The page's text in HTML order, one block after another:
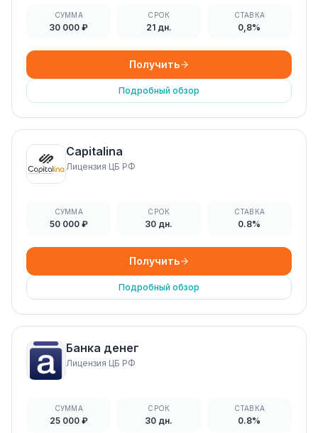
СУММА
30 000 ₽
СРОК
21 дн.
СТАВКА
0,8%
Получить
Подробный обзор
Capitalina
Лицензия ЦБ РФ
СУММА
50 000 ₽
СРОК
30 дн.
СТАВКА
0.8%
Получить
Подробный обзор
Банка денег
Лицензия ЦБ РФ
СУММА
25 000 ₽
СРОК
30 дн.
СТАВКА
0.8%